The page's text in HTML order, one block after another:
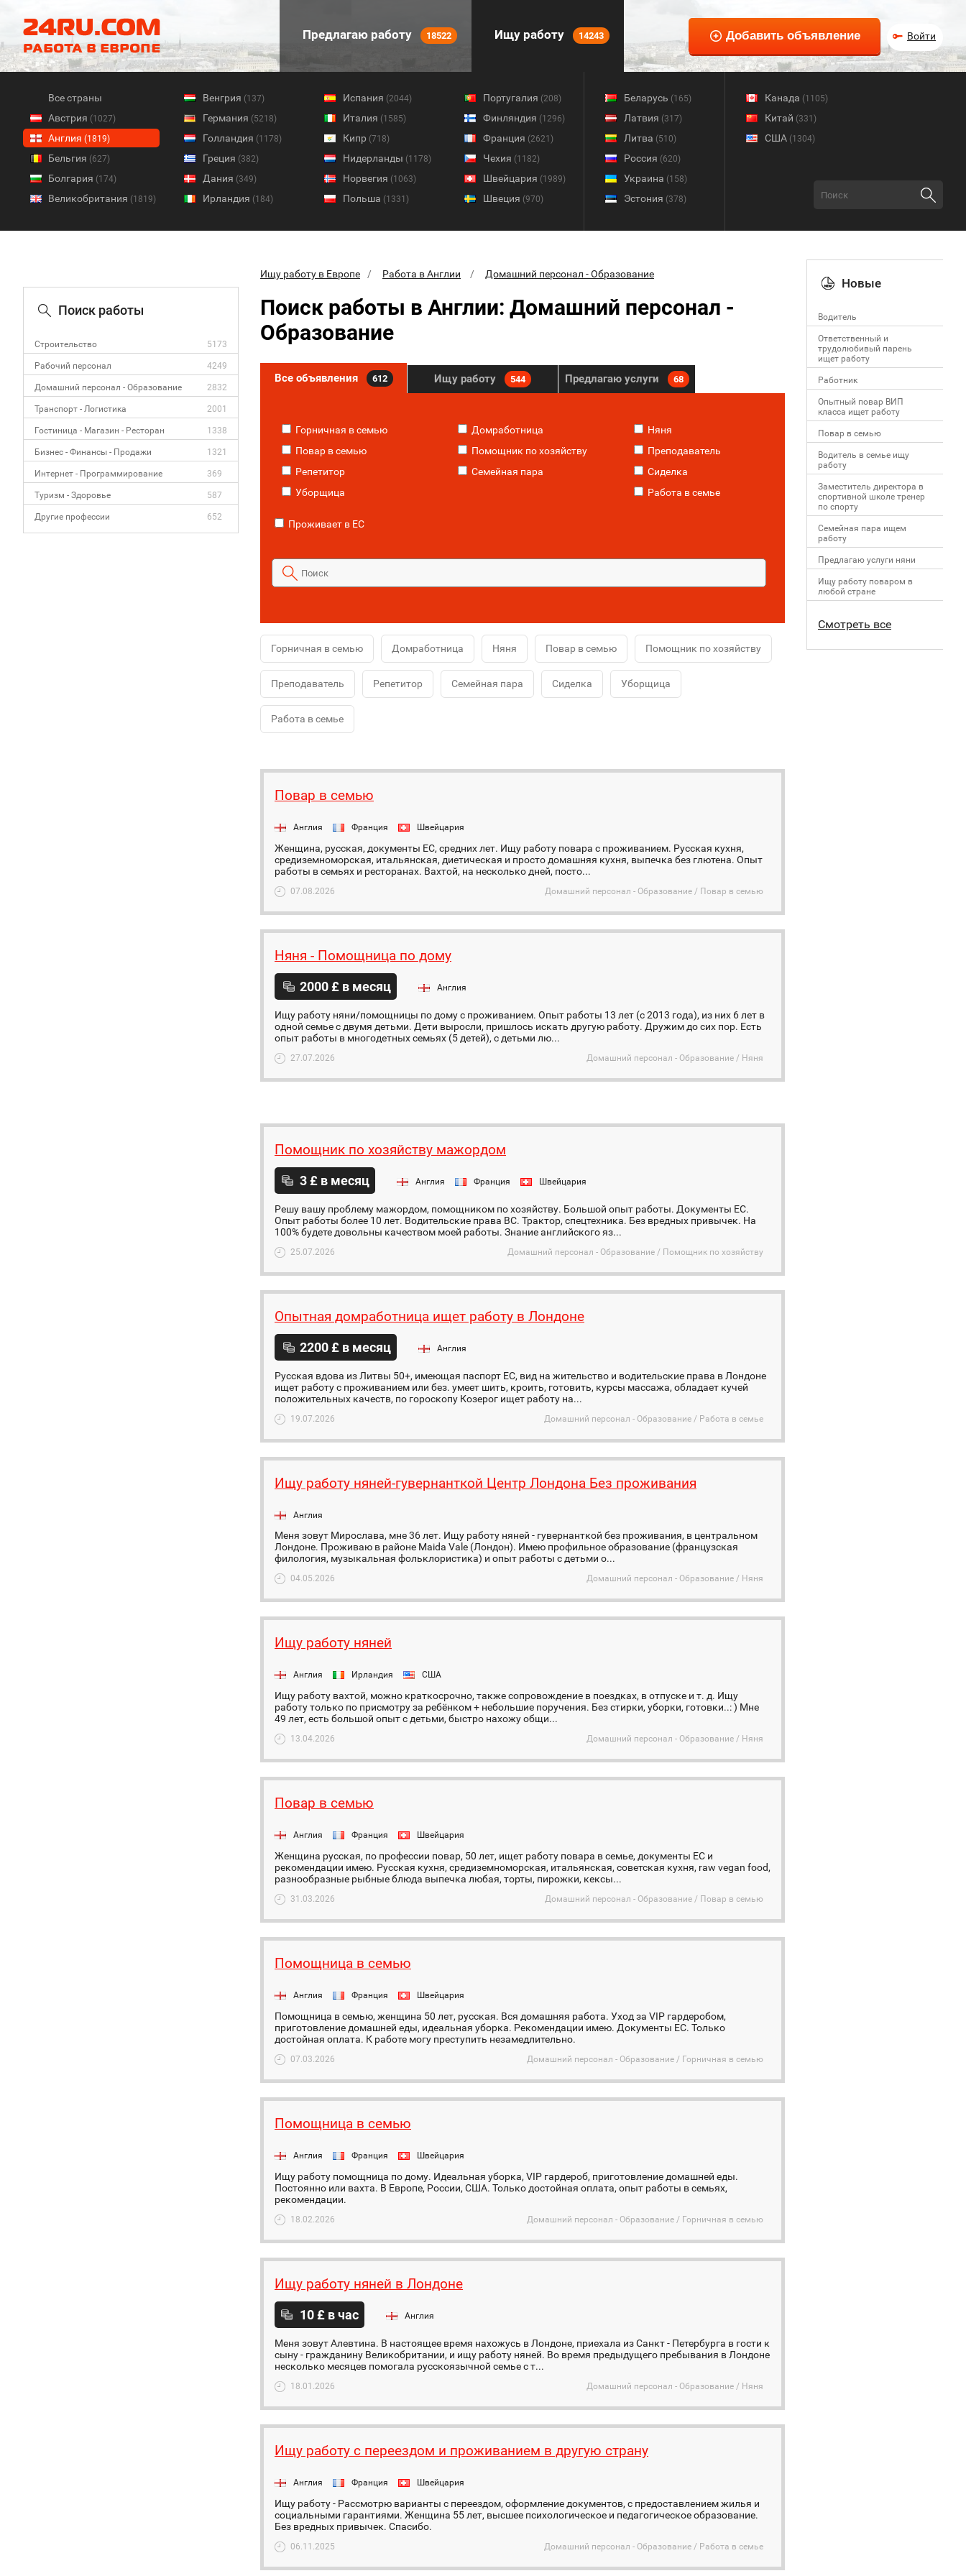
Предлагаю работу 18522 Ищу работу 14243 Войти
Все страны
Австрия (1027)
Англия (1819)
Бельгия (627)
Болгария (174)
Великобритания (1819)
Венгрия (137)
Германия (5218)
Голландия (1178)
Греция (382)
Дания (349)
Ирландия (184)
Испания (2044)
Италия (1585)
Кипр (718)
Нидерланды (1178)
Норвегия (1063)
Польша (1331)
Португалия (208)
Финляндия (1296)
Франция (2621)
Чехия (1182)
Швейцария (1989)
Швеция (970)
Беларусь (165)
Латвия (317)
Литва (510)
Россия (620)
Украина (158)
Эстония (378)
Канада (1105)
Китай (331)
США (1304)
Поиск работы
Строительство 5173
Рабочий персонал 4249
Домашний персонал - Образование 2832
Транспорт - Логистика 2001
Гостиница - Магазин - Ресторан 1338
Бизнес - Финансы - Продажи 1321
Интернет - Программирование 369
Туризм - Здоровье 587
Другие профессии 652
Ищу работу в Европе Работа в Англии Домашний персонал - Образование
Поиск работы в Англии: Домашний персонал -
Образование
Все объявления 612 Ищу работу 544 Предлагаю услуги 68
Горничная в семью Домработница
Няня
Повар в семью
Помощник по хозяйству
Преподаватель
Репетитор
Семейная пара
Сиделка
Уборщица
Работа в семье
Проживает в ЕС
Горничная в семью Домработница Няня Повар в семью Помощник по хозяйству
Преподаватель Репетитор Семейная пара Сиделка Уборщица
Работа в семье
Повар в семью
Англия Франция Швейцария
Женщина, русская, документы EC, средних лет. Ищу работу повара с проживанием. Русская кухня,
средиземноморская, итальянская, диетическая и просто домашняя кухня, выпечка без глютена. Опыт
работы в семьях и ресторанах. Вахтой, на несколько дней, посто...
07.08.2026 Домашний персонал - Образование / Повар в семью
Няня - Помощница по дому
2000 £ в месяц Англия
Ищу работу няни/помощницы по дому с проживанием. Опыт работы 13 лет (с 2013 года), из них 6 лет в
одной семье с двумя детьми. Дети выросли, пришлось искать другую работу. Дружим до сих пор. Есть
опыт работы в многодетных семьях (5 детей), с детьми лю...
27.07.2026 Домашний персонал - Образование / Няня
Помощник по хозяйству мажордом
3 £ в месяц Англия Франция Швейцария
Решу вашу проблему мажордом, помощником по хозяйству. Большой опыт работы. Документы ЕС.
Опыт работы более 10 лет. Водительские права ВС. Трактор, спецтехника. Без вредных привычек. На
100% будете довольны качеством моей работы. Знание английского яз...
25.07.2026 Домашний персонал - Образование / Помощник по хозяйству
Опытная домработница ищет работу в Лондоне
2200 £ в месяц Англия
Русская вдова из Литвы 50+, имеющая паспорт ЕС, вид на жительство и водительские права в Лондоне
ищет работу с проживанием или без. умеет шить, кроить, готовить, курсы массажа, обладает кучей
положительных качеств, по гороскопу Козерог ищет работу на...
19.07.2026 Домашний персонал - Образование / Работа в семье
Ищу работу няней-гувернанткой Центр Лондона Без проживания
Англия
Меня зовут Мирослава, мне 36 лет. Ищу работу няней - гувернанткой без проживания, в центральном
Лондоне. Проживаю в районе Maida Vale (Лондон). Имею профильное образование (французская
филология, музыкальная фольклористика) и опыт работы с детьми о...
04.05.2026 Домашний персонал - Образование / Няня
Ищу работу няней
Англия Ирландия США
Ищу работу вахтой, можно краткосрочно, также сопровождение в поездках, в отпуске и т. д. Ищу
работу только по присмотру за ребёнком + небольшие поручения. Без стирки, уборки, готовки..: ) Мне
49 лет, есть большой опыт с детьми, быстро нахожу общи...
13.04.2026 Домашний персонал - Образование / Няня
Повар в семью
Англия Франция Швейцария
Женщина русская, по профессии повар, 50 лет, ищет работу повара в семье, документы EC и
рекомендации имею. Русская кухня, средиземноморская, итальянская, советская кухня, raw vegan food,
разнообразные рыбные блюда выпечка любая, торты, пирожки, кексы...
31.03.2026 Домашний персонал - Образование / Повар в семью
Помощница в семью
Англия Франция Швейцария
Помощница в семью, женщина 50 лет, русская. Вся домашняя работа. Уход за VIP гардеробом,
приготовление домашней еды, идеальная уборка. Рекомендации имею. Документы EC. Только
достойная оплата. К работе могу преступить незамедлительнo.
07.03.2026 Домашний персонал - Образование / Горничная в семью
Помощница в семью
Англия Франция Швейцария
Ищу работу помощница по дому. Идеальная уборка, VIP гардероб, приготовление домашней еды.
Постоянно или вахта. В Европе, России, США. Только достойная оплата, опыт работы в семьях,
рекомендации.
18.02.2026 Домашний персонал - Образование / Горничная в семью
Ищу работу няней в Лондоне
10 £ в час Англия
Меня зовут Алевтина. В настоящее время нахожусь в Лондоне, приехала из Санкт - Петербурга в гости к
сыну - гражданину Великобритании, и ищу работу няней. Во время предыдущего пребывания в Лондоне
несколько месяцев помогала русскоязычной семье с т...
18.01.2026 Домашний персонал - Образование / Няня
Ищу работу с переездом и проживанием в другую страну
Англия Франция Швейцария
Ищу работу - Рассмотрю варианты с переездом, оформление документов, с предоставлением жилья и
социальными гарантиями. Женщина 55 лет, высшее психологическое и педагогическое образование.
Без вредных привычек. Спасибо.
06.11.2025 Домашний персонал - Образование / Работа в семье
Новые
Водитель
Ответственный и
трудолюбивый парень
ищет работу
Работник
Опытный повар ВИП
класса ищет работу
Повар в семью
Водитель в семье ищу
работу
Заместитель директора в
спортивной школе тренер
по спорту
Семейная пара ищем
работу
Предлагаю услуги няни
Ищу работу поваром в
любой стране
Смотреть все